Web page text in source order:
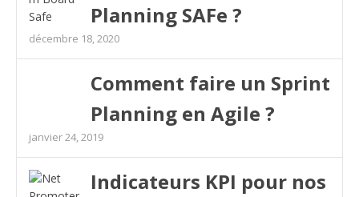
Planning SAFe ?
décembre 18, 2020
Comment faire un Sprint
Planning en Agile ?
janvier 24, 2019
Indicateurs KPI pour nos